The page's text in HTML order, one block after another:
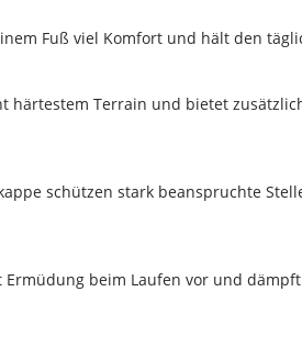
Fuß viel Komfort und hält den
härtestem Terrain und bietet
schützen stark beanspruchte
beim Laufen vor und